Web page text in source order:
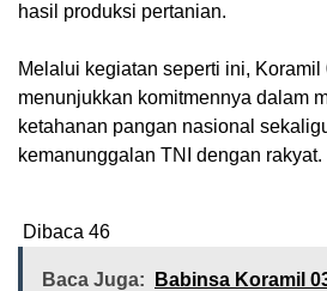
hasil produksi pertanian.
Melalui kegiatan seperti ini, Koramil
menunjukkan komitmennya dalam
ketahanan pangan nasional
kemanunggalan TNI dengan rakyat.
Dibaca 46
Baca Juga:
‎Babinsa Koramil